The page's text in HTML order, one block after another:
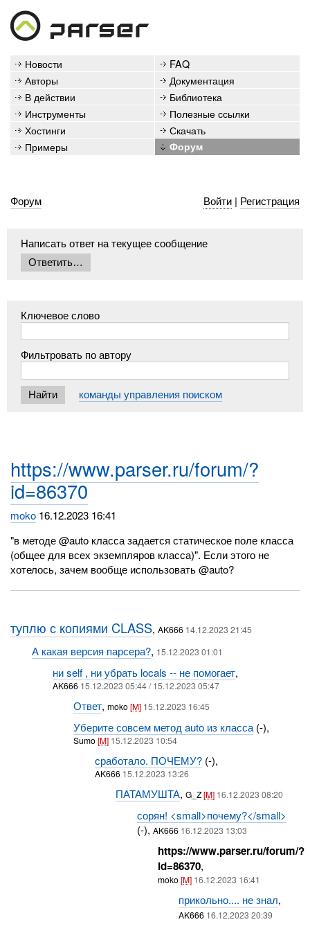
Новости
FAQ
Авторы
Документация
В действии
Библиотека
Инструменты
Полезные ссылки
Хостинги
Скачать
Примеры
Форум
Форум Войти| Регистрация
Написать ответ на текущее сообщение
Ключевое слово
Фильтровать по автору
команды управления поиском
https://www.parser.ru/forum/?
id=86370
moko 16.12.2023 16:41
"в методе @auto класса задается статическое поле класса
(общее для всех экземпляров класса)". Если этого не
хотелось, зачем вообще использовать @auto?
туплю с копиями CLASS,AK666 14.12.2023 21:45
А какая версия парсера?, 15.12.2023 01:01
ни self , ни убрать locals -- не помогает,
AK666 15.12.2023 05:44 / 15.12.2023 05:47
Ответ,moko[M] 15.12.2023 16:45
Уберите совсем метод auto из класса(-),
Sumo[M] 15.12.2023 10:54
сработало. ПОЧЕМУ?(-),
AK666 15.12.2023 13:26
ПАТАМУШТА,G_Z[M] 16.12.2023 08:20
сорян! <small>почему?</small>
(-), AK666 16.12.2023 13:03
https://www.parser.ru/forum/?
id=86370,
moko[M] 16.12.2023 16:41
прикольно.... не знал,
AK666 16.12.2023 20:39